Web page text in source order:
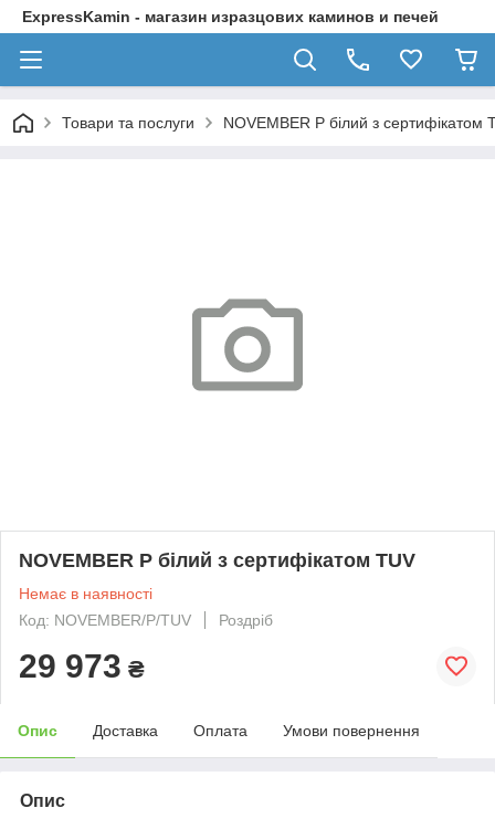
ExpressKamin - магазин изразцових каминов и печей
Товари та послуги NOVEMBER P білий з сертифікатом
NOVEMBER P білий з сертифікатом TUV
Немає в наявності
Код: NOVEMBER/P/TUV
Роздріб
29 973 ₴
Опис Доставка Оплата Умови повернення
Опис